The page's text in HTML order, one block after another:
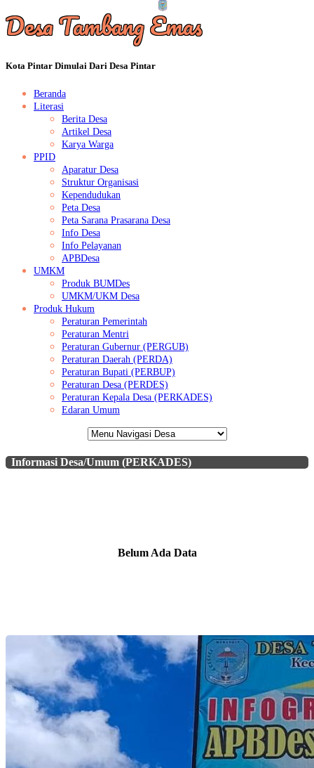
Desa Tambang Emas
Kota Pintar Dimulai Dari Desa Pintar
Beranda
Literasi
Berita Desa
Artikel Desa
Karya Warga
PPID
Aparatur Desa
Struktur Organisasi
Kependudukan
Peta Desa
Peta Sarana Prasarana Desa
Info Desa
Info Pelayanan
APBDesa
UMKM
Produk BUMDes
UMKM/UKM Desa
Produk Hukum
Peraturan Pemerintah
Peraturan Mentri
Peraturan Gubernur (PERGUB)
Peraturan Daerah (PERDA)
Peraturan Bupati (PERBUP)
Peraturan Desa (PERDES)
Peraturan Kepala Desa (PERKADES)
Edaran Umum
Informasi Desa/Umum (PERKADES)
Belum Ada Data